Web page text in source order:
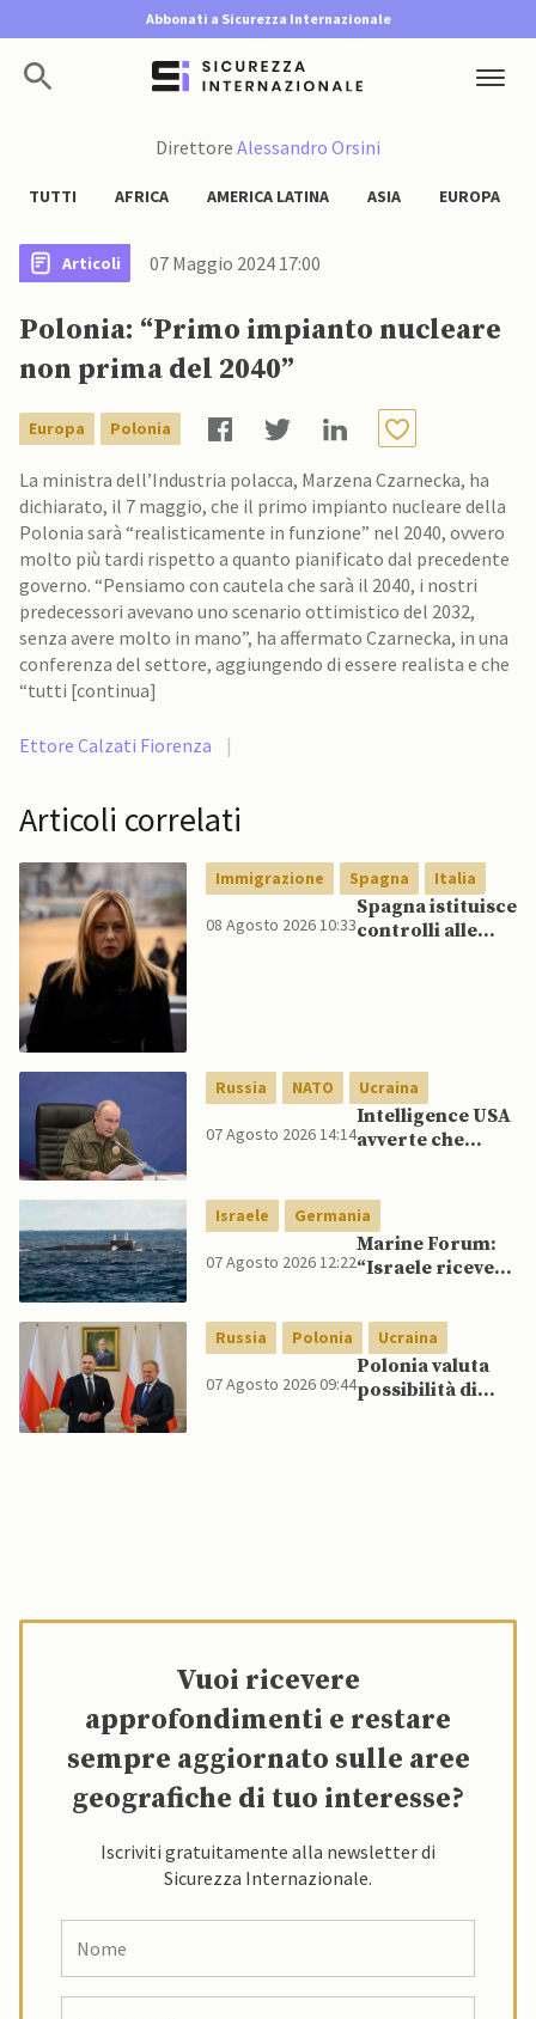
Abbonati a Sicurezza Internazionale
Direttore Alessandro Orsini
TUTTI AFRICA AMERICA LATINA ASIA EUROPA
Articoli 07 Maggio 2024 17:00
Polonia: “Primo impianto nucleare
non prima del 2040”
Europa Polonia
La ministra dell’Industria polacca, Marzena Czarnecka, ha
dichiarato, il 7 maggio, che il primo impianto nucleare della
Polonia sarà “realisticamente in funzione” nel 2040, ovvero
molto più tardi rispetto a quanto pianificato dal precedente
governo. “Pensiamo con cautela che sarà il 2040, i nostri
predecessori avevano uno scenario ottimistico del 2032,
senza avere molto in mano”, ha affermato Czarnecka, in una
conferenza del settore, aggiungendo di essere realista e che
“tutti [continua]
Ettore Calzati Fiorenza |
Articoli correlati
Immigrazione Spagna Italia
08 Agosto 2026 10:33
Spagna istituisce
controlli alle
spagnoli
Russia NATO Ucraina
07 Agosto 2026 14:14
Intelligence USA
avverte che
mentre è ancora
impegnato in
Ucraina
Israele Germania
07 Agosto 2026 12:22
Marine Forum:
“Israele riceve
Drakon dopo 14
anni”
Russia Polonia Ucraina
07 Agosto 2026 09:44
Polonia valuta
possibilità di
Vuoi ricevere
approfondimenti e restare
sempre aggiornato sulle aree
geografiche di tuo interesse?
Iscriviti gratuitamente alla newsletter di
Sicurezza Internazionale.